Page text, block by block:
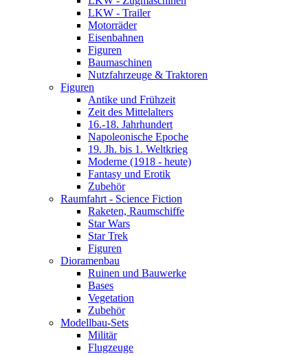
LKW - Trailer
Motorräder
Eisenbahnen
Figuren
Baumaschinen
Nutzfahrzeuge & Traktoren
Figuren
Antike und Frühzeit
Zeit des Mittelalters
16.-18. Jahrhundert
Napoleonische Epoche
19. Jh. bis 1. Weltkrieg
Moderne (1918 - heute)
Fantasy und Erotik
Zubehör
Raumfahrt - Science Fiction
Raketen, Raumschiffe
Star Wars
Star Trek
Figuren
Dioramenbau
Ruinen und Bauwerke
Bases
Vegetation
Zubehör
Modellbau-Sets
Militär
Flugzeuge